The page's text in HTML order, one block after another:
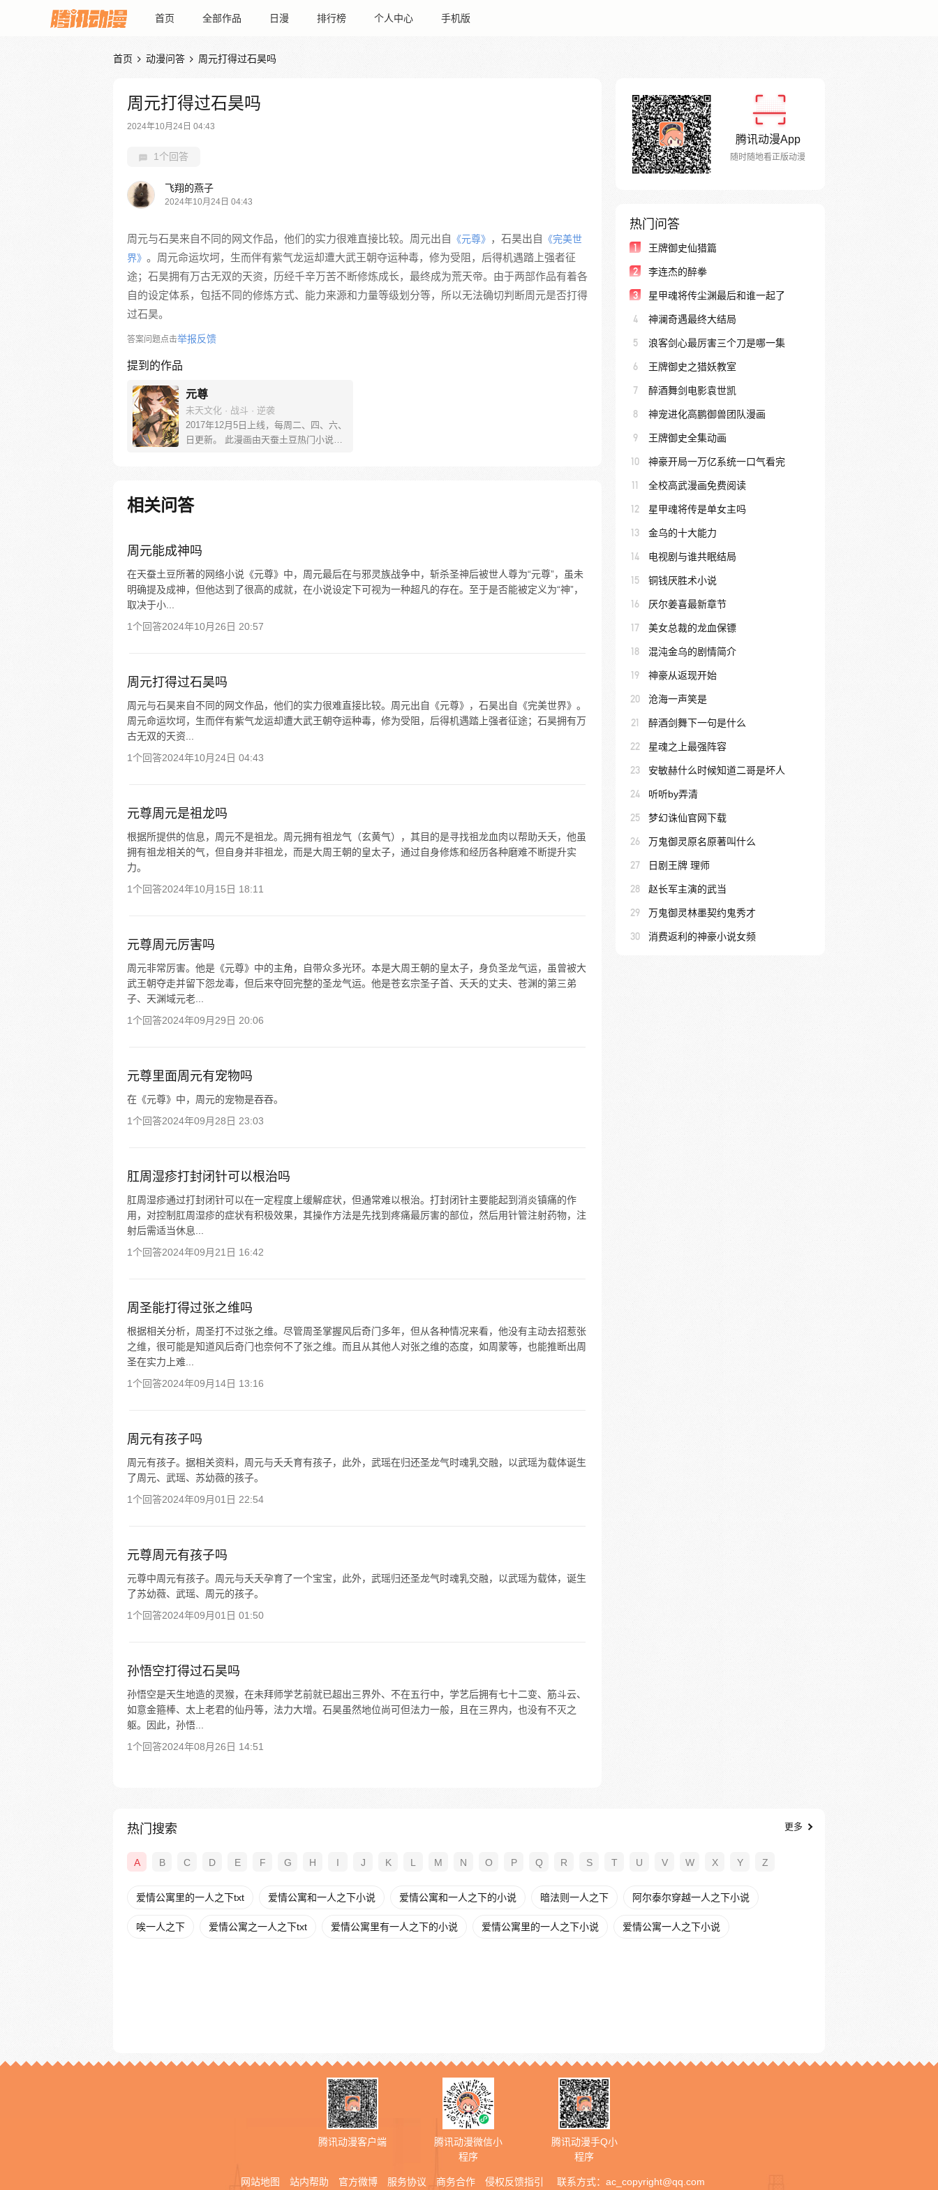
首页 全部作品 日漫 排行榜 个人中心 手机版
首页  动漫问答  周元打得过石昊吗
周元打得过石昊吗
2024年10月24日 04:43
1个回答
飞翔的燕子
2024年10月24日 04:43
周元与石昊来自不同的网文作品，他们的实力很难直接比较。周元出自 《元尊》 ，石昊出自 《完美世
界》 。周元命运坎坷，生而伴有紫气龙运却遭大武王朝夺运种毒，修为受阻，后得机遇踏上强者征
途；石昊拥有万古无双的天资，历经千辛万苦不断修炼成长，最终成为荒天帝。由于两部作品有着各
自的设定体系，包括不同的修炼方式、能力来源和力量等级划分等，所以无法确切判断周元是否打得
过石昊。
答案问题点击举报反馈
提到的作品
元尊
未天文化 · 战斗 · 逆袭
2017年12月5日上线，每周二、四、六、
日更新。 此漫画由天蚕土豆热门小说
起？！
相关问答
周元能成神吗
在天蚕土豆所著的网络小说《元尊》中，周元最后在与邪灵族战争中，斩杀圣神后被世人尊为“元尊”，虽未
明确提及成神，但他达到了很高的成就，在小说设定下可视为一种超凡的存在。至于是否能被定义为“神”，
取决于小...
1个回答2024年10月26日 20:57
周元打得过石昊吗
周元与石昊来自不同的网文作品，他们的实力很难直接比较。周元出自《元尊》，石昊出自《完美世界》。
周元命运坎坷，生而伴有紫气龙运却遭大武王朝夺运种毒，修为受阻，后得机遇踏上强者征途；石昊拥有万
古无双的天资...
1个回答2024年10月24日 04:43
元尊周元是祖龙吗
根据所提供的信息，周元不是祖龙。周元拥有祖龙气（玄黄气），其目的是寻找祖龙血肉以帮助夭夭，他虽
拥有祖龙相关的气，但自身并非祖龙，而是大周王朝的皇太子，通过自身修炼和经历各种磨难不断提升实
力。
1个回答2024年10月15日 18:11
元尊周元厉害吗
周元非常厉害。他是《元尊》中的主角，自带众多光环。本是大周王朝的皇太子，身负圣龙气运，虽曾被大
武王朝夺走并留下怨龙毒，但后来夺回完整的圣龙气运。他是苍玄宗圣子首、夭夭的丈夫、苍渊的第三弟
子、天渊域元老...
1个回答2024年09月29日 20:06
元尊里面周元有宠物吗
在《元尊》中，周元的宠物是吞吞。
1个回答2024年09月28日 23:03
肛周湿疹打封闭针可以根治吗
肛周湿疹通过打封闭针可以在一定程度上缓解症状，但通常难以根治。打封闭针主要能起到消炎镇痛的作
用，对控制肛周湿疹的症状有积极效果，其操作方法是先找到疼痛最厉害的部位，然后用针管注射药物，注
射后需适当休息...
1个回答2024年09月21日 16:42
周圣能打得过张之维吗
根据相关分析，周圣打不过张之维。尽管周圣掌握风后奇门多年，但从各种情况来看，他没有主动去招惹张
之维，很可能是知道风后奇门也奈何不了张之维。而且从其他人对张之维的态度，如周蒙等，也能推断出周
圣在实力上难...
1个回答2024年09月14日 13:16
周元有孩子吗
周元有孩子。据相关资料，周元与夭夭育有孩子，此外，武瑶在归还圣龙气时魂乳交融，以武瑶为载体诞生
了周元、武瑶、苏幼薇的孩子。
1个回答2024年09月01日 22:54
元尊周元有孩子吗
元尊中周元有孩子。周元与夭夭孕育了一个宝宝，此外，武瑶归还圣龙气时魂乳交融，以武瑶为载体，诞生
了苏幼薇、武瑶、周元的孩子。
1个回答2024年09月01日 01:50
孙悟空打得过石昊吗
孙悟空是天生地造的灵猴，在未拜师学艺前就已超出三界外、不在五行中，学艺后拥有七十二变、筋斗云、
如意金箍棒、太上老君的仙丹等，法力大增。石昊虽然地位尚可但法力一般，且在三界内，也没有不灭之
躯。因此，孙悟...
1个回答2024年08月26日 14:51
腾讯动漫App
随时随地看正版动漫
热门问答
1 王牌御史仙猎篇
2 李连杰的醉拳
3 星甲魂将传尘渊最后和谁一起了
4 神澜奇遇最终大结局
5 浪客剑心最厉害三个刀是哪一集
6 王牌御史之猎妖教室
7 醉酒舞剑电影袁世凯
8 神宠进化高鹏御兽团队漫画
9 王牌御史全集动画
10 神豪开局一万亿系统一口气看完
11 全校高武漫画免费阅读
12 星甲魂将传是单女主吗
13 金乌的十大能力
14 电视剧与谁共眠结局
15 铜钱厌胜术小说
16 厌尔姜喜最新章节
17 美女总裁的龙血保镖
18 混沌金乌的剧情简介
19 神豪从返现开始
20 沧海一声笑是
21 醉酒剑舞下一句是什么
22 星魂之上最强阵容
23 安敏赫什么时候知道二哥是坏人
24 听听by弄清
25 梦幻诛仙官网下载
26 万鬼御灵原名原著叫什么
27 日剧王牌 理师
28 赵长军主演的武当
29 万鬼御灵林墨契约鬼秀才
30 消费返利的神豪小说女频
热门搜索 更多
A B C D E F G H I J K L M N O P Q R S T U V W X Y Z
爱情公寓里的一人之下txt 爱情公寓和一人之下小说 爱情公寓和一人之下的小说 暗法则一人之下 阿尔泰尔穿越一人之下小说
唉一人之下 爱情公寓之一人之下txt 爱情公寓里有一人之下的小说 爱情公寓里的一人之下小说 爱情公寓一人之下小说
腾讯动漫客户端
腾讯动漫微信小
程序
腾讯动漫手Q小
程序
网站地图 站内帮助 官方微博 服务协议 商务合作 侵权反馈指引 联系方式： ac_copyright@qq.com